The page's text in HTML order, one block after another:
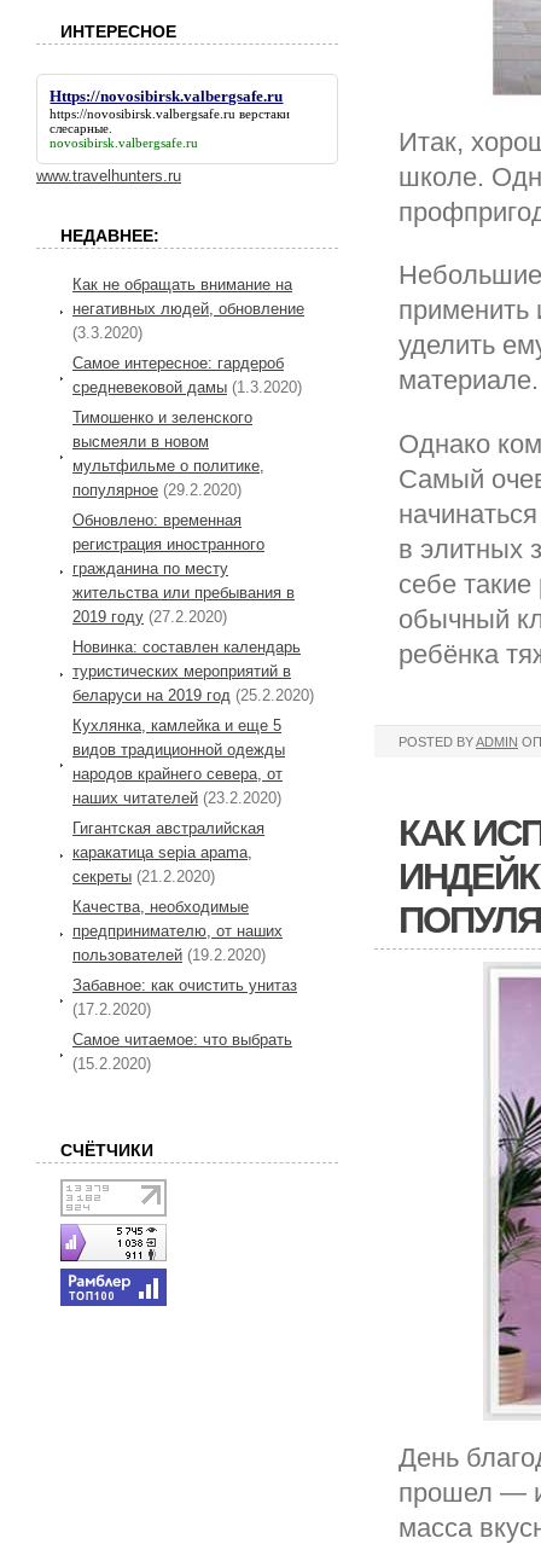
Итак,
школе.
Небольшие
применить
уделить
материале.
Однако
Самый
в элитных
себе
обычный
ребёнка
POSTED BYADMIN
КАК
День
прошел — и
масса
ИНТЕРЕСНОЕ
Https://novosibirsk.valbergsafe.ru
https://novosibirsk.valbergsafe.ru верстаки
слесарные.
novosibirsk.valbergsafe.ru
www.travelhunters.ru
НЕДАВНЕЕ:
Как не обращать внимание на
негативных людей, обновление
(3.3.2020)
Самое интересное: гардероб
средневековой дамы (1.3.2020)
Тимошенко и зеленского
высмеяли в новом
мультфильме о политике,
популярное (29.2.2020)
Обновлено: временная
регистрация иностранного
гражданина по месту
жительства или пребывания в
2019 году (27.2.2020)
Новинка: составлен календарь
туристических мероприятий в
беларуси на 2019 год (25.2.2020)
Кухлянка, камлейка и еще 5
видов традиционной одежды
народов крайнего севера, от
наших читателей (23.2.2020)
Гигантская австралийская
каракатица sepia apama,
секреты (21.2.2020)
Качества, необходимые
предпринимателю, от наших
пользователей (19.2.2020)
Забавное: как очистить унитаз
(17.2.2020)
Самое читаемое: что выбрать
(15.2.2020)
СЧЁТЧИКИ